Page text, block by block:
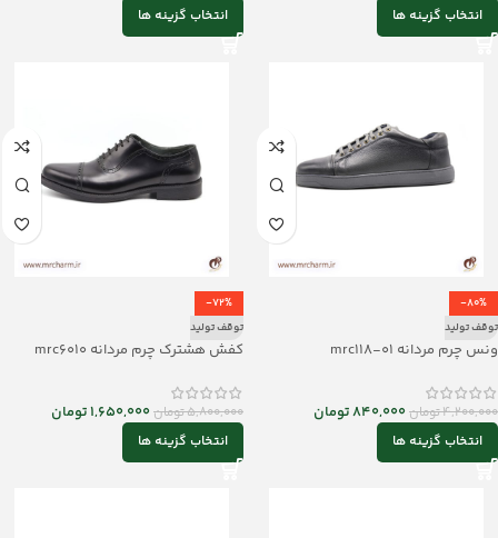
انتخاب گزینه ها انتخاب گزینه ها
-80%
توقف تولید
ونس چرم مردانه mrc118-01
4,200,000تومان840,000تومان
انتخاب گزینه ها
-72%
توقف تولید
کفش هشترک چرم مردانه mrc6010
5,800,000تومان1,650,000تومان
انتخاب گزینه ها